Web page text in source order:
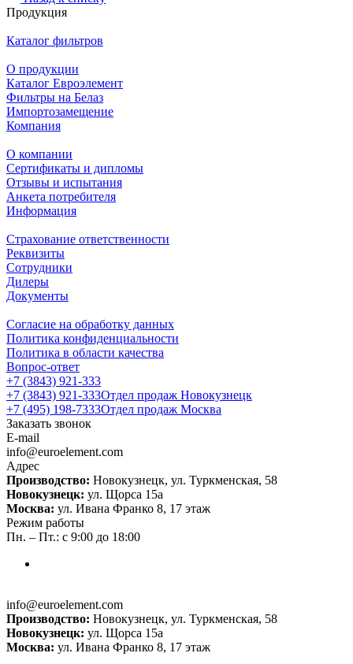
Продукция
Каталог фильтров
О продукции
Каталог Евроэлемент
Фильтры на Белаз
Импортозамещение
Компания
О компании
Сертификаты и дипломы
Отзывы и испытания
Анкета потребителя
Информация
Страхование ответственности
Реквизиты
Сотрудники
Дилеры
Документы
Согласие на обработку данных
Политика конфиденциальности
Политика в области качества
Вопрос-ответ
+7 (3843) 921-333
+7 (3843) 921-333Отдел продаж Новокузнецк
+7 (495) 198-7333Отдел продаж Москва
Заказать звонок
E-mail
info@euroelement.com
Адрес
Производство: Новокузнецк, ул. Туркменская, 58
Новокузнецк: ул. Щорса 15а
Москва: ул. Ивана Франко 8, 17 этаж
Режим работы
Пн. – Пт.: с 9:00 до 18:00
info@euroelement.com
Производство: Новокузнецк, ул. Туркменская, 58
Новокузнецк: ул. Щорса 15а
Москва: ул. Ивана Франко 8, 17 этаж